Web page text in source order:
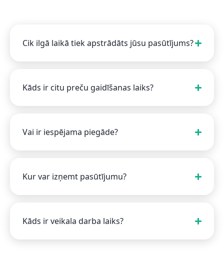
Cik ilgā laikā tiek apstrādāts jūsu pasūtījums?
Kāds ir citu preču gaidīšanas laiks?
Vai ir iespējama piegāde?
Kur var izņemt pasūtījumu?
Kāds ir veikala darba laiks?